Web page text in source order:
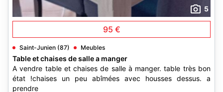
5
95 €
Saint-Junien (87) Meubles
Table et chaises de salle a manger
A vendre table et chaises de salle à manger. table très bon
état !chaises un peu abîmées avec housses dessus. a
prendre